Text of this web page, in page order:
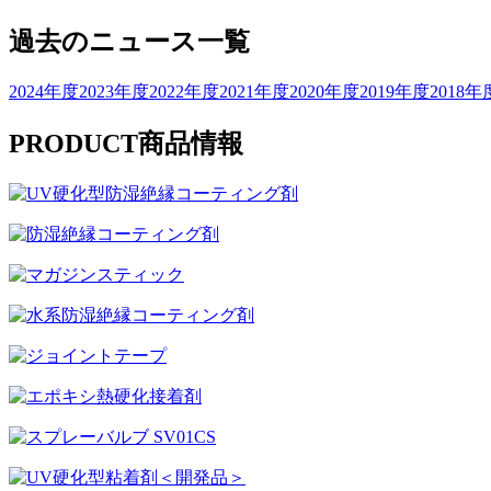
過去のニュース一覧
2024年度2023年度2022年度2021年度2020年度2019年度2018年
PRODUCT商品情報